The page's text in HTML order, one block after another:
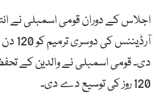
اجلاس کے دوران قومی اسمبلی نے
120 روز کی توسیع دے دی۔